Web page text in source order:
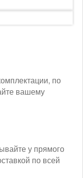
по
вашему
у прямого
по всей